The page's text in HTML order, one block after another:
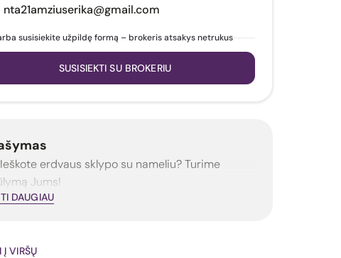
nta21amziuserika@gmail.com
susisiekite užpildę formą – brokeris atsakys netrukus
SUSISIEKTI SU BROKERIU
erdvaus sklypo su nameliu? Turime
Jums!
DAUGIAU
Į VIRŠŲ